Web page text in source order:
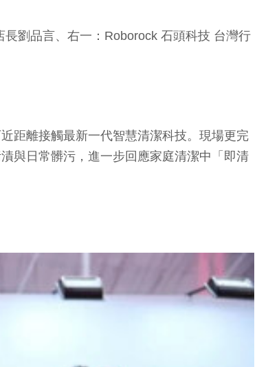
劉品言、右一：Roborock 石頭科技 台灣行
距離接觸最新一代智慧清潔科技。現場更完
與日常髒污，進一步回應家庭清潔中「即清